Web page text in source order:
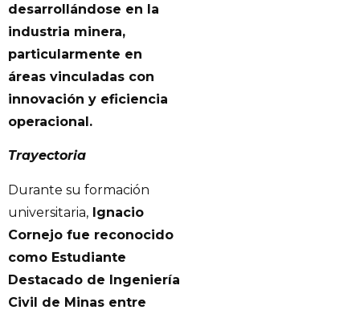
desarrollándose en la
industria minera,
particularmente en
áreas vinculadas con
innovación y eficiencia
operacional.
Trayectoria
Durante su formación
universitaria, Ignacio
Cornejo fue reconocido
como Estudiante
Destacado de Ingeniería
Civil de Minas entre